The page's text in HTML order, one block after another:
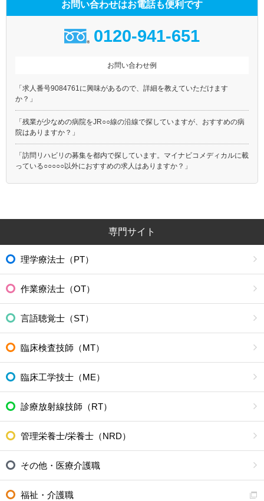
お問い合わせはお電話も便利です
0120-941-651
お問い合わせ例
「求人番号9084761に興味があるので、詳細を教えていただけます
か？」
「残業が少なめの病院をJR○○線の沿線で探していますが、おすすめの病
院はありますか？」
「訪問リハビリの募集を都内で探しています。マイナビコメディカルに載
っている○○○○○以外におすすめの求人はありますか？」
専門サイト
理学療法士（PT）
作業療法士（OT）
言語聴覚士（ST）
臨床検査技師（MT）
臨床工学技士（ME）
診療放射線技師（RT）
管理栄養士/栄養士（NRD）
その他・医療介護職
福祉・介護職